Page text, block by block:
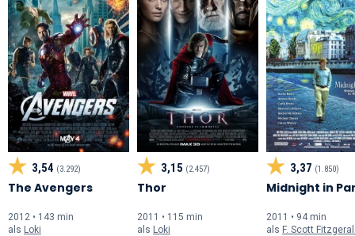
3,54 (3.292)
The Avengers
2012 • 143 min
als Loki
3,15 (2.457)
Thor
2011 • 115 min
als Loki
3,37 (1.850)
Midnight in
2011 • 94 min
als F. Scott